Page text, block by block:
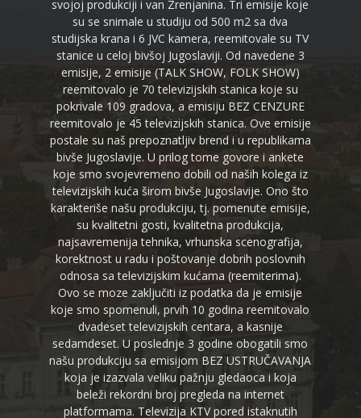
svojoj produkciji i van Zrenjanina. Tri emisije koje
su se snimale u studiju od 500 m2 sa dva
studijska krana i 6 JVC kamera, reemitovale su TV
stanice u celoj bivšoj Jugoslaviji. Od navedene 3
emisije, 2 emisije (TALK SHOW, FOLK SHOW)
reemitovalo je 70 televizijskih stanica koje su
pokrivale 109 gradova, a emisiju BEZ CENZURE
reemitovalo je 45 televizijskih stanica. Ove emisije
postale su naš prepoznatljiv brend i u republikama
bivše Jugoslavije. U prilog tome govore i ankete
koje smo svojevremeno dobili od naših kolega iz
televizijskih kuća širom bivše Jugoslavije. Ono što
karakteriše našu produkciju, tj. pomenute emisije,
su kvalitetni gosti, kvalitetna produkcija,
najsavremenija tehnika, vrhunska scenografija,
korektnost u radu i poštovanje dobrih poslovnih
odnosa sa televizijskim kućama (reemiterima).
Ovo se moze zaključiti iz podatka da je emisije
koje smo spomenuli, prvih 10 godina reemitovalo
dvadeset televizijskih centara, a kasnije
sedamdeset. U poslednje 3 godine obogatili smo
našu produkciju sa emisijom BEZ USTRUČAVANJA
koja je izazvala veliku pažnju gledaoca i koja
beleži rekordni broj pregleda na internet
platformama. Televizija KTV pored istaknutih